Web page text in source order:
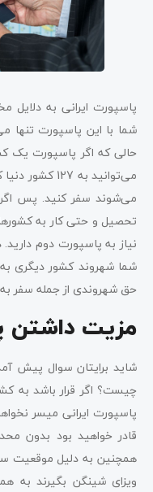
پاسپورت ایرانی به
حالی که اگر پاسپورت یک
می‌توانید به
می‌شوند سفر کنید. پس اگر
تحصیل و حتی کار به
نیاز به پاسپورت دوم
شما شهروند کشور دیگری
حق شهروندی از جمله سفر به
مزیت داشتن
شاید برایتان سوال پیش
چیست؟ اگر قرار باشد به
پاسپورت ایرانی میسر
قادر خواهید بود بدون
همچنین به دلیل موقعیت
ویزای شینگن بگیرند به